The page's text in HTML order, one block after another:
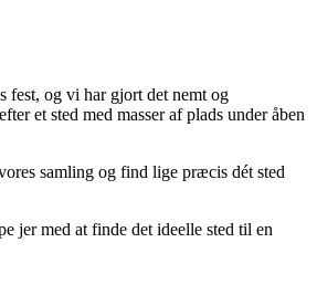
fest, og vi har gjort det nemt og
et sted med masser af plads under åben
samling og find lige præcis dét sted
jer med at finde det ideelle sted til en